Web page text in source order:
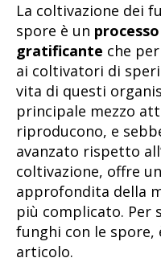
La coltivazione dei
spore è un
gratificante che
ai coltivatori di
vita di questi
principale mezzo
riproducono, e
avanzato rispetto
coltivazione, offre
approfondita della
più complicato. Per
funghi con le
articolo.